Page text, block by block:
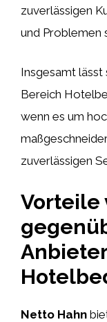
zuverlässigen
und Problemen
Insgesamt lässt
Bereich
wenn es um
zuverlässigen
Vorteile
Netto Hahn